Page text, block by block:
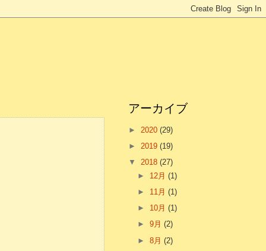
アーカイブ
► 2020 (29)
► 2019 (19)
▼ 2018 (27)
► 12月(1)
► 11月(1)
► 10月(1)
►9月(2)
►8月(2)